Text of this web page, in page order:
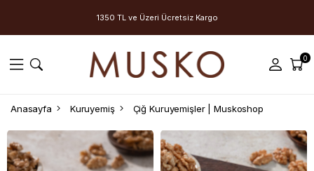
1350 TL ve Üzeri Ücretsiz Kargo
0
Anasayfa Kuruyemiş Çiğ Kuruyemişler | Muskoshop